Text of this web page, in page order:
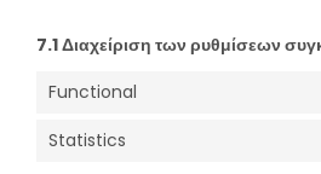
7.1 Διαχείριση των ρυθμίσεων
Functional
Statistics